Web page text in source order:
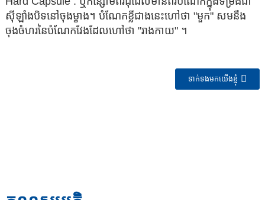
ស៊ីឡាំងបិទនៅចុងម្ខាង។ បំណែកខ្លីជាងនេះហៅថា "មួក" សមនឹង
ចុងចំហរនៃបំណែកវែងដែលហៅថា "រាងកាយ" ។
ទាក់ទងមកយើងខ្ញុំ